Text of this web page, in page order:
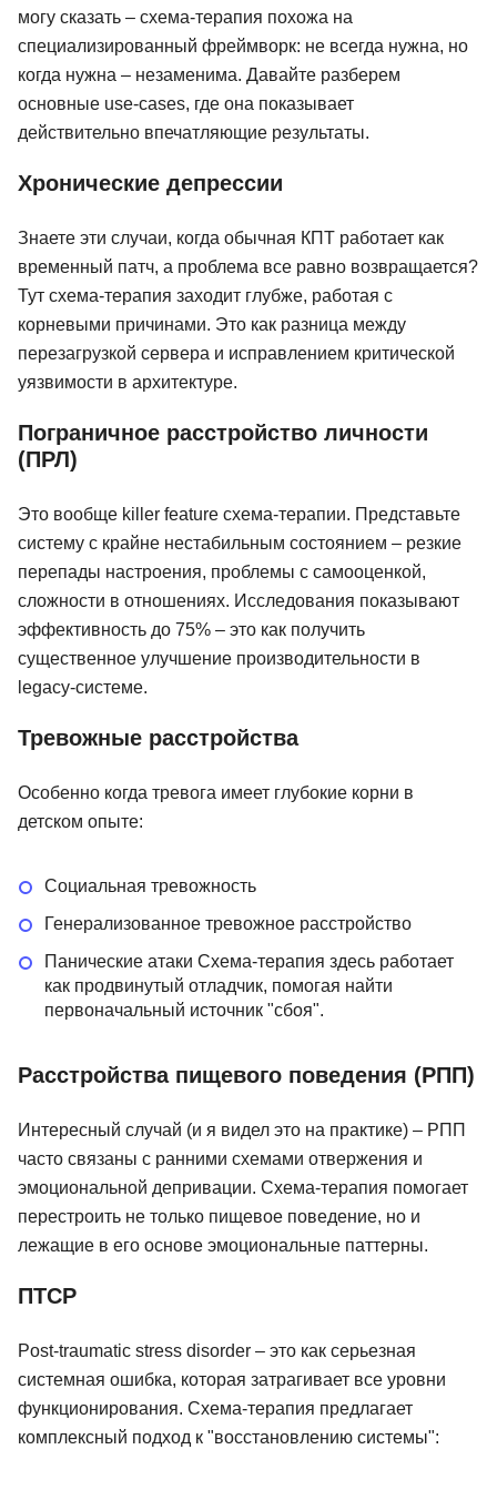
могу сказать – схема-терапия похожа на
специализированный фреймворк: не всегда нужна, но
когда нужна – незаменима. Давайте разберем
основные use-cases, где она показывает
действительно впечатляющие результаты.
Хронические депрессии
Знаете эти случаи, когда обычная КПТ работает как
временный патч, а проблема все равно возвращается?
Тут схема-терапия заходит глубже, работая с
корневыми причинами. Это как разница между
перезагрузкой сервера и исправлением критической
уязвимости в архитектуре.
Пограничное расстройство личности
(ПРЛ)
Это вообще killer feature схема-терапии. Представьте
систему с крайне нестабильным состоянием – резкие
перепады настроения, проблемы с самооценкой,
сложности в отношениях. Исследования показывают
эффективность до 75% – это как получить
существенное улучшение производительности в
legacy-системе.
Тревожные расстройства
Особенно когда тревога имеет глубокие корни в
детском опыте:
Социальная тревожность
Генерализованное тревожное расстройство
Панические атаки Схема-терапия здесь работает
как продвинутый отладчик, помогая найти
первоначальный источник "сбоя".
Расстройства пищевого поведения (РПП)
Интересный случай (и я видел это на практике) – РПП
часто связаны с ранними схемами отвержения и
эмоциональной депривации. Схема-терапия помогает
перестроить не только пищевое поведение, но и
лежащие в его основе эмоциональные паттерны.
ПТСР
Post-traumatic stress disorder – это как серьезная
системная ошибка, которая затрагивает все уровни
функционирования. Схема-терапия предлагает
комплексный подход к "восстановлению системы":